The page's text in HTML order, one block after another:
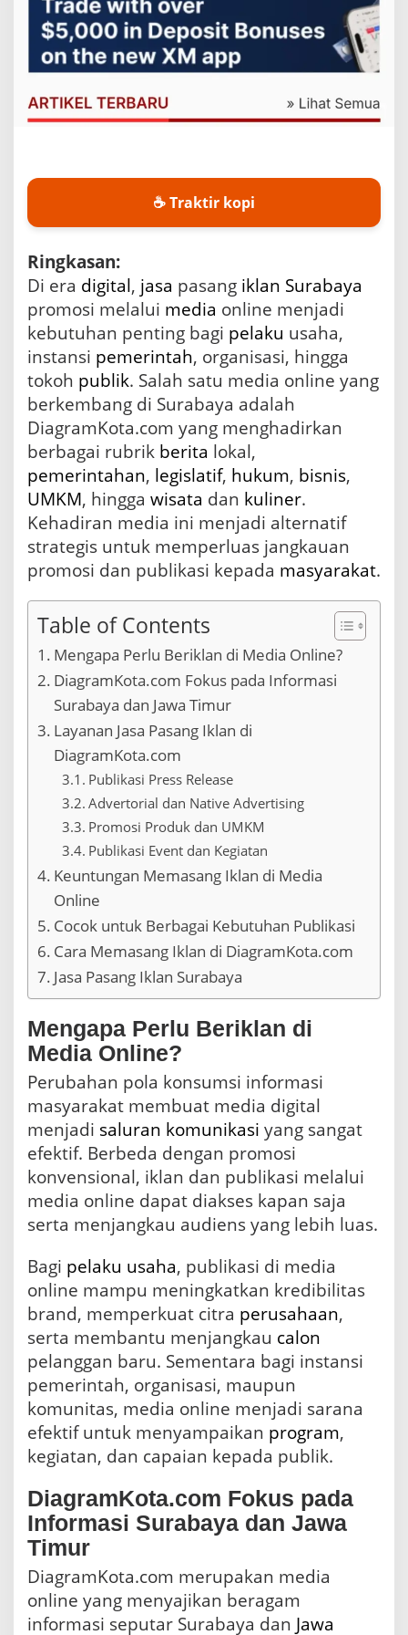
t
a
.
c
,
s
t
f
P
r
m
o
s
i
B
i
s
n
i
s
a
n
P
u
l
i
a
s
i
n
s
n
☕ Traktir kopi
Ringkasan:
Di era digital, jasa pasang iklan Surabaya
promosi melalui media online menjadi
kebutuhan penting bagi pelaku usaha,
instansi pemerintah, organisasi, hingga
tokoh publik. Salah satu media online yang
berkembang di Surabaya adalah
DiagramKota.com yang menghadirkan
berbagai rubrik berita lokal,
pemerintahan, legislatif, hukum, bisnis,
UMKM, hingga wisata dan kuliner.
Kehadiran media ini menjadi alternatif
strategis untuk memperluas jangkauan
promosi dan publikasi kepada masyarakat.
Table of Contents
Mengapa Perlu Beriklan di Media Online?
DiagramKota.com Fokus pada Informasi
Surabaya dan Jawa Timur
Layanan Jasa Pasang Iklan di
DiagramKota.com
Publikasi Press Release
Advertorial dan Native Advertising
Promosi Produk dan UMKM
Publikasi Event dan Kegiatan
Keuntungan Memasang Iklan di Media
Online
Cocok untuk Berbagai Kebutuhan Publikasi
Cara Memasang Iklan di DiagramKota.com
Jasa Pasang Iklan Surabaya
Mengapa Perlu Beriklan di
Media Online?
Perubahan pola konsumsi informasi
masyarakat membuat media digital
menjadi saluran komunikasi yang sangat
efektif. Berbeda dengan promosi
konvensional, iklan dan publikasi melalui
media online dapat diakses kapan saja
serta menjangkau audiens yang lebih luas.
Bagi pelaku usaha, publikasi di media
online mampu meningkatkan kredibilitas
brand, memperkuat citra perusahaan,
serta membantu menjangkau calon
pelanggan baru. Sementara bagi instansi
pemerintah, organisasi, maupun
komunitas, media online menjadi sarana
efektif untuk menyampaikan program,
kegiatan, dan capaian kepada publik.
DiagramKota.com Fokus pada
Informasi Surabaya dan Jawa
Timur
DiagramKota.com merupakan media
online yang menyajikan beragam
informasi seputar Surabaya dan Jawa